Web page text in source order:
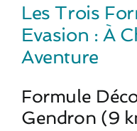
Les Trois
Evasion : À
Aventure
Formule
Gendron (9